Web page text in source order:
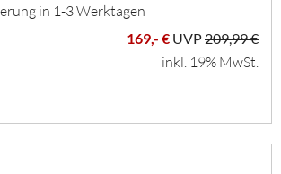
in 1-3 Werktagen
169,- € UVP209,99 €
inkl. 19% MwSt.